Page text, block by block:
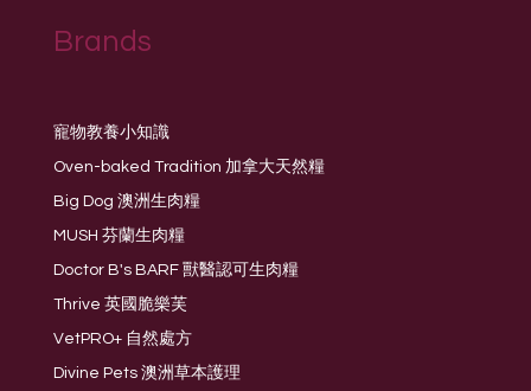
Brands
寵物教養小知識
Oven-baked Tradition 加拿大天然糧
Big Dog 澳洲生肉糧
MUSH 芬蘭生肉糧
Doctor B's BARF 獸醫認可生肉糧
Thrive 英國脆樂芙
VetPRO+ 自然處方
Divine Pets 澳洲草本護理